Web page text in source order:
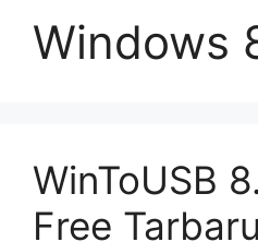
Windows
WinToUSB
Free